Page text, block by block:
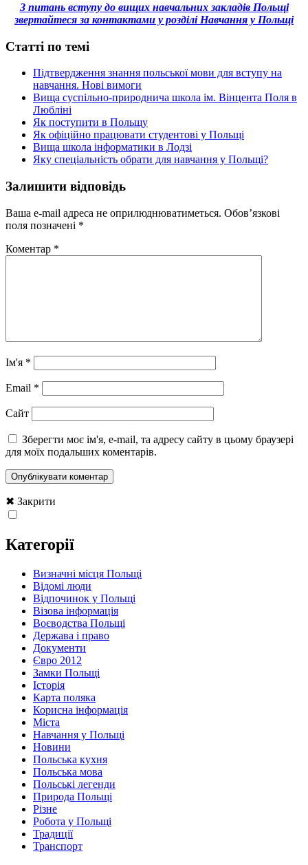
З питань вступу до вищих навчальних закладів Польщі
звертайтеся за контактами у розділі Навчання у Польщі
Статті по темі
Підтвердження знання польської мови для вступу на
навчання. Нові вимоги
Вища суспільно-природнича школа ім. Вінцента Поля в
Любліні
Як поступити в Польщу
Як офіційно працювати студентові у Польщі
Вища школа інформатики в Лодзі
Яку спеціальність обрати для навчання у Польщі?
Залишити відповідь
Ваша e-mail адреса не оприлюднюватиметься. Обов’язкові
поля позначені *
Коментар *
Ім'я *
Email *
Сайт
Зберегти моє ім'я, e-mail, та адресу сайту в цьому браузері
для моїх подальших коментарів.
✖ Закрити
Категорії
Визначні місця Польщі
Відомі люди
Відпочинок у Польщі
Візова інформація
Воєводства Польщі
Держава і право
Документи
Євро 2012
Замки Польщі
Історія
Карта поляка
Корисна інформація
Міста
Навчання у Польщі
Новини
Польська кухня
Польська мова
Польські легенди
Природа Польщі
Різне
Робота у Польщі
Традиції
Транспорт